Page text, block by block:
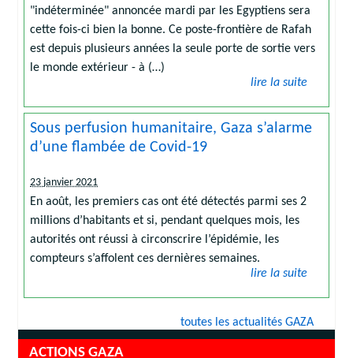
"indéterminée" annoncée mardi par les Egyptiens sera
cette fois-ci bien la bonne. Ce poste-frontière de Rafah
est depuis plusieurs années la seule porte de sortie vers
le monde extérieur - à (…)
lire la suite
Sous perfusion humanitaire, Gaza s’alarme
d’une flambée de Covid-19
23 janvier 2021
En août, les premiers cas ont été détectés parmi ses 2
millions d’habitants et si, pendant quelques mois, les
autorités ont réussi à circonscrire l’épidémie, les
compteurs s’affolent ces dernières semaines.
lire la suite
toutes les actualités GAZA
ACTIONS GAZA